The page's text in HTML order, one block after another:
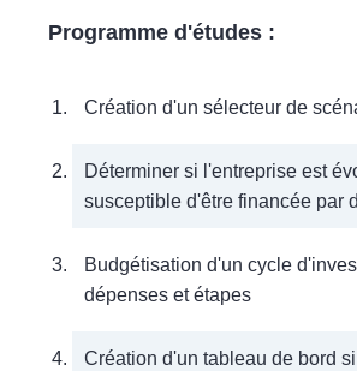
Programme d'études :
Création d'un sélecteur de
Déterminer si l'entreprise est
susceptible d'être financée par
Budgétisation d'un cycle
dépenses et étapes
Création d'un tableau de bord